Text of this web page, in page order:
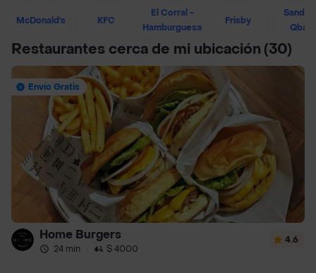
McDonald's KFC
El Corral -
Hamburguesa
Frisby
Restaurantes cerca de mi ubicación (30)
Envío Gratis
Home Burgers
24 min · $ 4000
4.6